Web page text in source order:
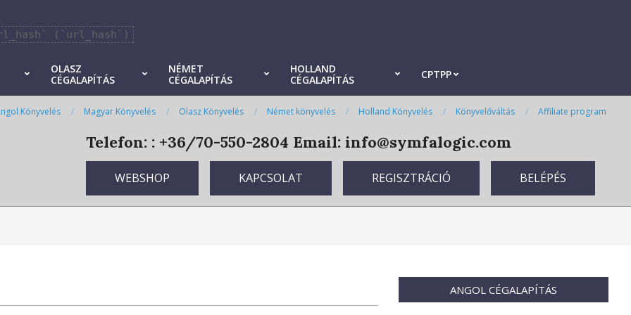
(`url_hash`)
OLASZ
CÉGALAPÍTÁS
NÉMET
CÉGALAPÍTÁS
HOLLAND
CÉGALAPÍTÁS
CPTPP
Könyvelés Magyar Könyvelés Olasz Könyvelés Német könyvelés Holland Könyvelés Könyvelőváltás Affiliate program
Telefon: : +36/70-550-2804 Email: info@symfalogic.com
WEBSHOP KAPCSOLAT REGISZTRÁCIÓ BELÉPÉS
ANGOL CÉGALAPÍTÁS